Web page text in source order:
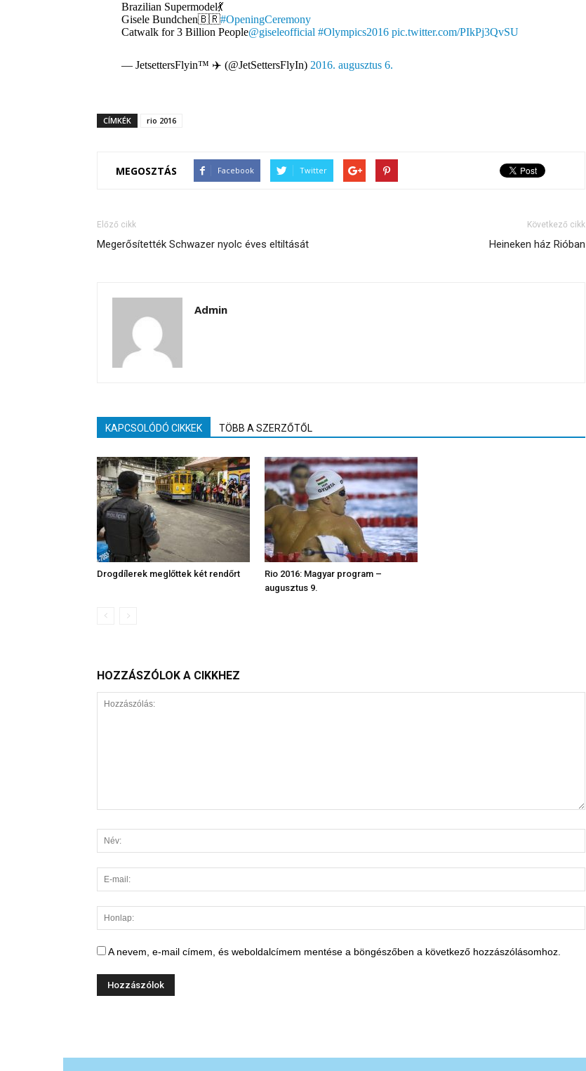
Brazilian Supermodel💃
Gisele Bundchen🇧🇷#OpeningCeremony
Catwalk for 3 Billion People@giseleofficial #Olympics2016 pic.twitter.com/PIkPj3QvSU
— JetsettersFlyin™ ✈️ (@JetSettersFlyIn) 2016. augusztus 6.
CÍMKÉK rio 2016
MEGOSZTÁS Facebook Twitter
Előző cikk
Megerősítették Schwazer nyolc éves eltiltását
Következő cikk
Heineken ház Rióban
Admin
KAPCSOLÓDÓ CIKKEK TÖBB A SZERZŐTŐL
Drogdílerek meglőttek két rendőrt
Rio 2016: Magyar program –
augusztus 9.
HOZZÁSZÓLOK A CIKKHEZ
A nevem, e-mail címem, és weboldalcímem mentése a böngészőben a következő hozzászólásomhoz.